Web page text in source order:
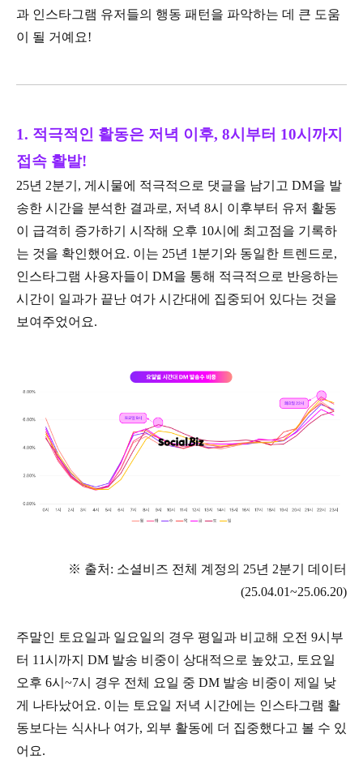
과 인스타그램 유저들의 행동 패턴을 파악하는 데 큰 도움
이 될 거예요!
1. 적극적인 활동은 저녁 이후, 8시부터 10시까지
접속 활발!
25년 2분기, 게시물에 적극적으로 댓글을 남기고 DM을 발
송한 시간을 분석한 결과로, 저녁 8시 이후부터 유저 활동
이 급격히 증가하기 시작해 오후 10시에 최고점을 기록하
는 것을 확인했어요. 이는 25년 1분기와 동일한 트렌드로,
인스타그램 사용자들이 DM을 통해 적극적으로 반응하는
시간이 일과가 끝난 여가 시간대에 집중되어 있다는 것을
보여주었어요.
※ 출처: 소셜비즈 전체 계정의 25년 2분기 데이터
(25.04.01~25.06.20)
주말인 토요일과 일요일의 경우 평일과 비교해 오전 9시부
터 11시까지 DM 발송 비중이 상대적으로 높았고, 토요일
오후 6시~7시 경우 전체 요일 중 DM 발송 비중이 제일 낮
게 나타났어요. 이는 토요일 저녁 시간에는 인스타그램 활
동보다는 식사나 여가, 외부 활동에 더 집중했다고 볼 수 있
어요.